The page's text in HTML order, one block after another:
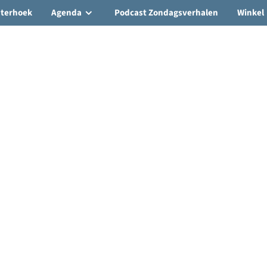
Agenda Podcast Zondagsverhalen Winkel